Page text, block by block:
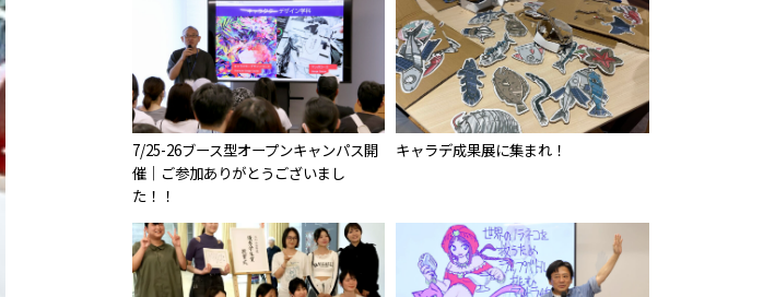
7/25-26ブース型オープンキャンパス開
催｜ご参加ありがとうございまし
た！！
キャラデ成果展に集まれ！